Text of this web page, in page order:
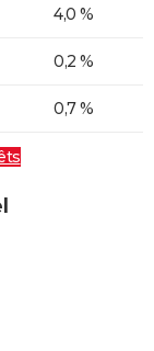
4,0 %
0,2 %
0,7 %